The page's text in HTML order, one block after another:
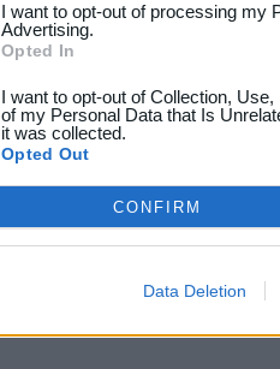
I want to opt-out of processing my
Advertising.
Opted In
I want to opt-out of Collection,
of my Personal Data that Is
it was collected.
Opted Out
CONFIRM
Data Deletion